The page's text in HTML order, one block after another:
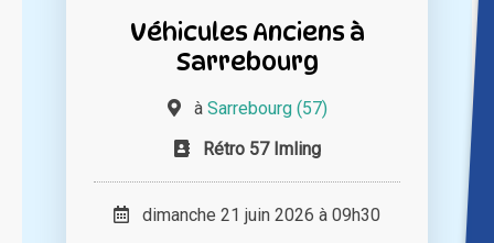
Véhicules Anciens à
Sarrebourg
à Sarrebourg (57)
Rétro 57 Imling
dimanche 21 juin 2026 à 09h30